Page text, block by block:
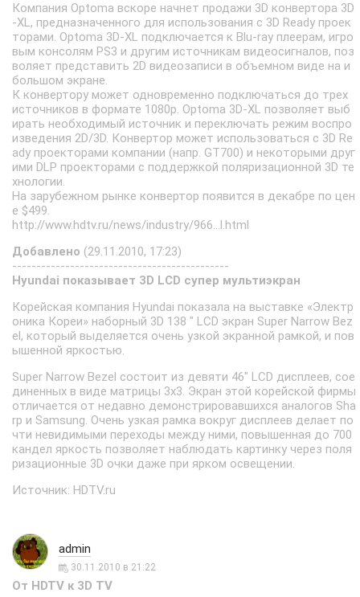
Компания Optoma вскоре начнет продажи 3D конвертора 3D
-XL, предназначенного для использования с 3D Ready проек
торами. Optoma 3D-XL подключается к Blu-ray плеерам, игро
вым консолям PS3 и другим источникам видеосигналов, поз
воляет представить 2D видеозаписи в объемном виде на и
большом экране.
К конвертору может одновременно подключаться до трех
источников в формате 1080р. Optoma 3D-XL позволяет выб
ирать необходимый источник и переключать режим воспро
изведения 2D/3D. Конвертор может использоваться с 3D Re
ady проекторами компании (напр. GT700) и некоторыми друг
ими DLP проекторами с поддержкой поляризационной 3D те
хнологии.
На зарубежном рынке конвертор появится в декабре по цен
е $499.
http://www.hdtv.ru/news/industry/966...l.html
Добавлено (29.11.2010, 17:23)
---------------------------------------------
Hyundai показывает 3D LCD супер мультиэкран
Корейская компания Hyundai показала на выставке «Электр
оника Кореи» наборный 3D 138 " LCD экран Super Narrow Bez
el, который выделяется очень узкой экранной рамкой, и пов
ышенной яркостью.
Super Narrow Bezel состоит из девяти 46" LCD дисплеев, сое
диненных в виде матрицы 3x3. Экран этой корейской фирмы
отличается от недавно демонстрировавшихся аналогов Sha
rp и Samsung. Очень узкая рамка вокруг дисплеев делает по
чти невидимыми переходы между ними, повышенная до 700
кандел яркость позволяет наблюдать картинку через поля
ризационные 3D очки даже при ярком освещении.
Источник: HDTV.ru
admin
30.11.2010 в 21:22
От HDTV к 3D TV